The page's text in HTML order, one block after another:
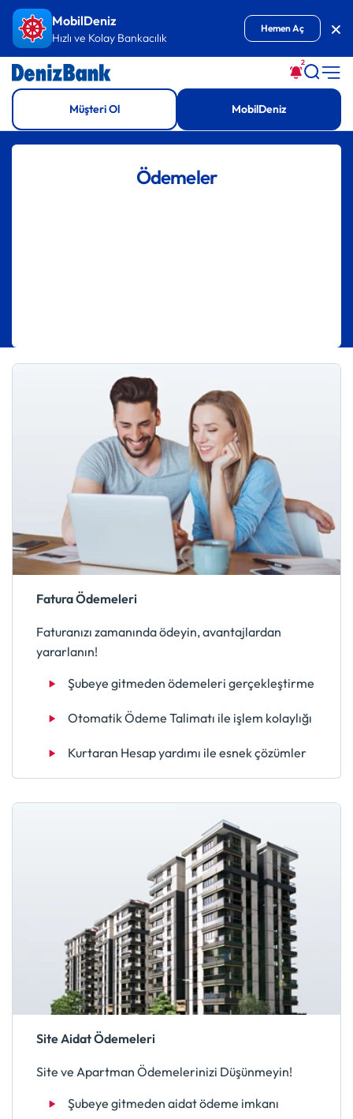
İçeriğe GitMobilDeniz
Hızlı ve Kolay Bankacılık
Hemen Aç
2
Müşteri Ol MobilDeniz
Ödemeler
Fatura Ödemeleri
Faturanızı zamanında ödeyin, avantajlardan
yararlanın!
Şubeye gitmeden ödemeleri gerçekleştirme
Otomatik Ödeme Talimatı ile işlem kolaylığı
Kurtaran Hesap yardımı ile esnek çözümler
Site Aidat Ödemeleri
Site ve Apartman Ödemelerinizi Düşünmeyin!
Şubeye gitmeden aidat ödeme imkanı